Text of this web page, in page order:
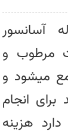
آسانسور
مرطوب و
جمع میشود و
انجام
هزینه